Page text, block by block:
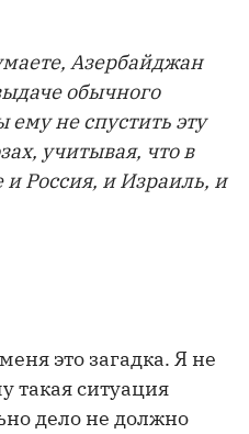
Азербайджан
обычного
не спустить эту
учитывая, что в
Россия, и Израиль, и
это загадка. Я не
такая ситуация
дело не должно